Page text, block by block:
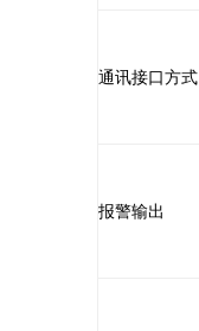
通讯接口方式
报警输出